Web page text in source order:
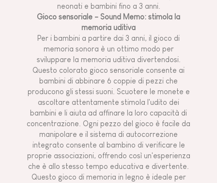
neonati e bambini fino a 3 anni.
Gioco sensoriale - Sound Memo: stimola la
memoria uditiva
Per i bambini a partire dai 3 anni, il gioco di
memoria sonora è un ottimo modo per
sviluppare la memoria uditiva divertendosi.
Questo colorato gioco sensoriale consente ai
bambini di abbinare 6 coppie di pezzi che
producono gli stessi suoni. Scuotere le monete e
ascoltare attentamente stimola l'udito dei
bambini e li aiuta ad affinare la loro capacità di
concentrazione. Ogni pezzo del gioco è facile da
manipolare e il sistema di autocorrezione
integrato consente al bambino di verificare le
proprie associazioni, offrendo così un'esperienza
che è allo stesso tempo educativa e divertente.
Questo gioco di memoria in legno è ideale per